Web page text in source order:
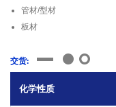
管材/型材
板材
交货:
化学性质